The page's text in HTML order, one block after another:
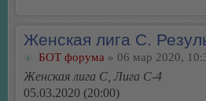
Женская лига С.
БОТ форума » 06 мар 2020,
Женская лига С, Лига С-4
05.03.2020 (20:00)